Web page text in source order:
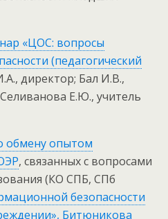
«ЦОС: вопросы
(педагогический
директор; Бал И.В.,
Е.Ю., учитель
обмену опытом
, связанных с вопросами
(КО СПБ, СПб
безопасности
Битюникова